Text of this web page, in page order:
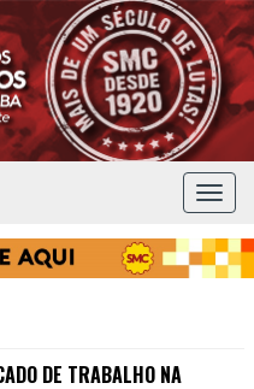
MENU
DE TRABALHO NA